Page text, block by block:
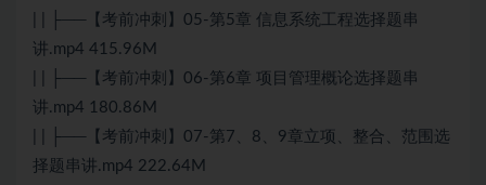
| | ├──【考前冲刺】05-第5章 信息系统工程选择题串
讲.mp4 415.96M
| | ├──【考前冲刺】06-第6章 项目管理概论选择题串
讲.mp4 180.86M
| | ├──【考前冲刺】07-第7、8、9章立项、整合、范围选
择题串讲.mp4 222.64M